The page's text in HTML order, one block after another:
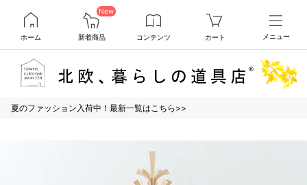
ホーム
New
新着商品 コンテンツ カート メニュー
夏のファッション入荷中！最新一覧はこちら>>